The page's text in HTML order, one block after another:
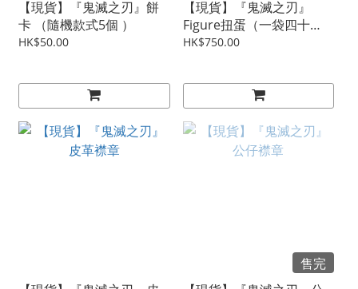
【現貨】『鬼滅之刃』餅
卡 （隨機款式5個 ）
HK$50.00
【現貨】『鬼滅之刃』
Figure扭蛋（一袋四十
抽）「限門市/順豐」
HK$750.00
售完